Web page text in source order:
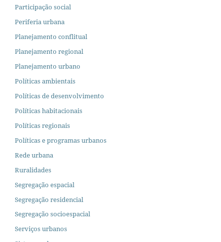
Participação social
Periferia urbana
Planejamento conflitual
Planejamento regional
Planejamento urbano
Políticas ambientais
Políticas de desenvolvimento
Políticas habitacionais
Políticas regionais
Políticas e programas urbanos
Rede urbana
Ruralidades
Segregação espacial
Segregação residencial
Segregação socioespacial
Serviços urbanos